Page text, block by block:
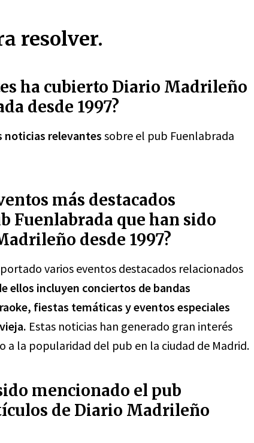
resolver.
ha cubierto Diario Madrileño
desde 1997?
noticias relevantes sobre el pub Fuenlabrada
más destacados
Fuenlabrada que han sido
desde 1997?
varios eventos destacados relacionados
ellos incluyen conciertos de bandas
fiestas temáticas y eventos especiales
Estas noticias han generado gran interés
la popularidad del pub en la ciudad de Madrid.
mencionado el pub
de Diario Madrileño